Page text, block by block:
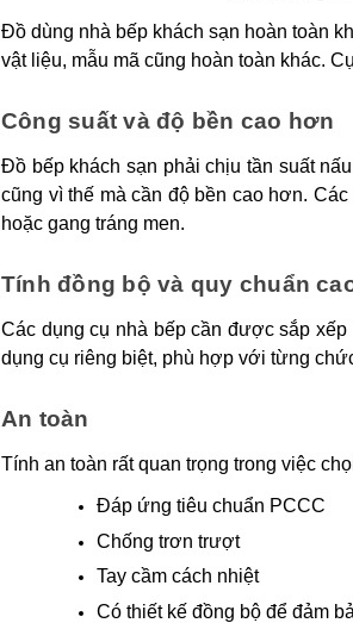
Đồ dùng nhà bếp khách sạn hoàn toàn
vật liệu, mẫu mã cũng hoàn toàn khác.
Công suất và độ bền cao hơn
Đồ bếp khách sạn phải chịu tần suất
cũng vì thế mà cần độ bền cao hơn.
hoặc gang tráng men.
Tính đồng bộ và quy chuẩn
Các dụng cụ nhà bếp cần được sắp
dụng cụ riêng biệt, phù hợp với từng
An toàn
Tính an toàn rất quan trọng trong việc
Đáp ứng tiêu chuẩn PCCC
Chống trơn trượt
Tay cầm cách nhiệt
Có thiết kế đồng bộ để đảm